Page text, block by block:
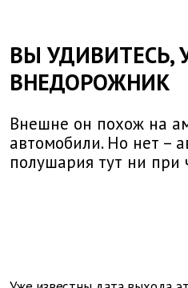
ВЫ УДИВИТЕСЬ,
ВНЕДОРОЖНИК
Внешне он похож на
автомобили. Но нет –
полушария тут ни при